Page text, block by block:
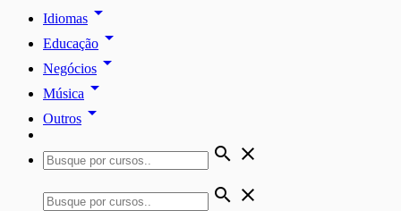
Idiomas arrow_drop_down
Educação arrow_drop_down
Negócios arrow_drop_down
Música arrow_drop_down
Outros arrow_drop_down
search close
search close